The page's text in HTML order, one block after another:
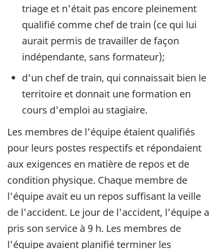
triage et n'était pas encore pleinement
qualifié comme chef de train (ce qui lui
aurait permis de travailler de façon
indépendante, sans formateur);
d'un chef de train, qui connaissait bien le
territoire et donnait une formation en
cours d'emploi au stagiaire.
Les membres de l'équipe étaient qualifiés
pour leurs postes respectifs et répondaient
aux exigences en matière de repos et de
condition physique. Chaque membre de
l'équipe avait eu un repos suffisant la veille
de l'accident. Le jour de l'accident, l'équipe a
pris son service à 9 h. Les membres de
l'équipe avaient planifié terminer les